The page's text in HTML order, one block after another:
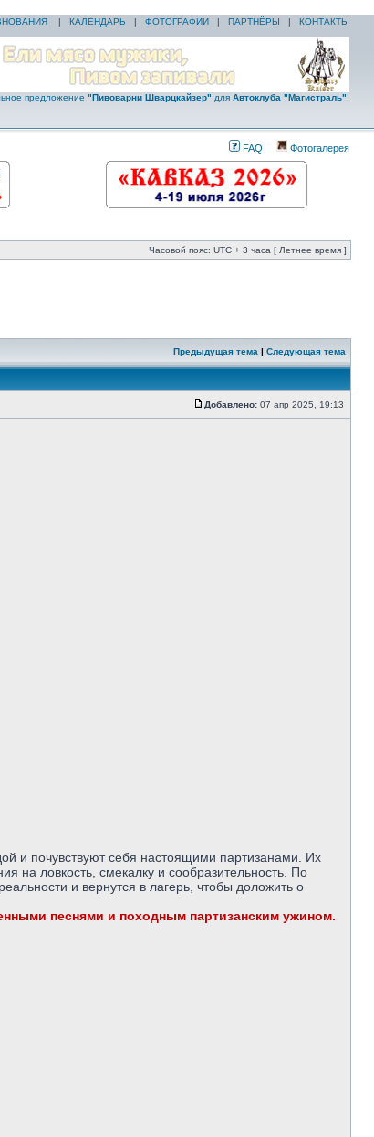
| КАЛЕНДАРЬ | ФОТОГРАФИИ | ПАРТНЁРЫ | КОНТАКТЫ
предложение "Пивоварни Шварцкайзер" для Автоклуба "Магистраль"!
FAQ Фотогалерея
Часовой пояс: UTC + 3 часа [ Летнее время ]
Предыдущая тема | Следующая тема
Добавлено: 07 апр 2025, 19:13
и почувствуют себя настоящими партизанами. Их
на ловкость, смекалку и сообразительность. По
и вернутся в лагерь, чтобы доложить о
песнями и походным партизанским ужином.